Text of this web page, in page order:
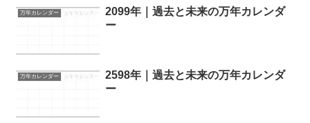
万年カレンダー
2099年｜過去と未来の万年カレンダ
ー
万年カレンダー
2598年｜過去と未来の万年カレンダ
ー